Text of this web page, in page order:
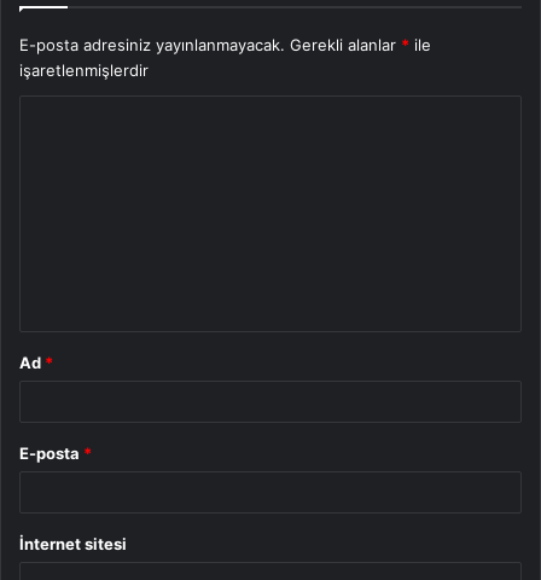
E-posta adresiniz yayınlanmayacak. Gerekli alanlar * ile
işaretlenmişlerdir
Ad *
E-posta *
İnternet sitesi